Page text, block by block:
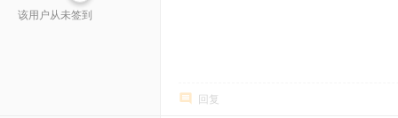
该用户从未签到
回复